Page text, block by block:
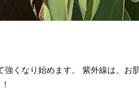
くなり始めます。 紫外線は、